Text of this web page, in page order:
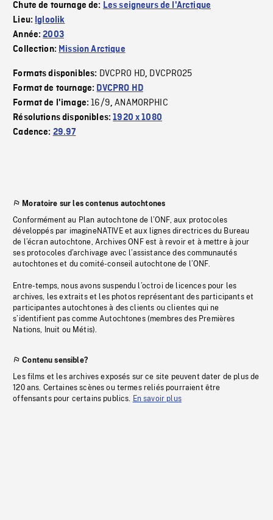
Chute de tournage de: Les seigneurs de l'Arctique
Lieu: Igloolik
Année:2003
Collection: Mission Arctique
Formats disponibles: DVCPRO HD, DVCPRO25
Format de tournage: DVCPRO HD
Format de l'image:16/9,ANAMORPHIC
Résolutions disponibles:1920 x 1080
Cadence: 29.97
Moratoire sur les contenus autochtones
Conformément au Plan autochtone de l’ONF, aux protocoles
développés par imagineNATIVE et aux lignes directrices du Bureau
de l’écran autochtone, Archives ONF est à revoir et à mettre à jour
ses protocoles d’archivage avec l’assistance des communautés
autochtones et du comité-conseil autochtone de l’ONF.
Entre-temps, nous avons suspendu l’octroi de licences pour les
archives, les extraits et les photos représentant des participants et
participantes autochtones à des clients ou clientes qui ne
s’identifient pas comme Autochtones (membres des Premières
Nations, Inuit ou Métis).
Contenu sensible?
Les films et les archives exposés sur ce site peuvent dater de plus de
120 ans. Certaines scènes ou termes reliés pourraient être
offensants pour certains publics. En savoir plus